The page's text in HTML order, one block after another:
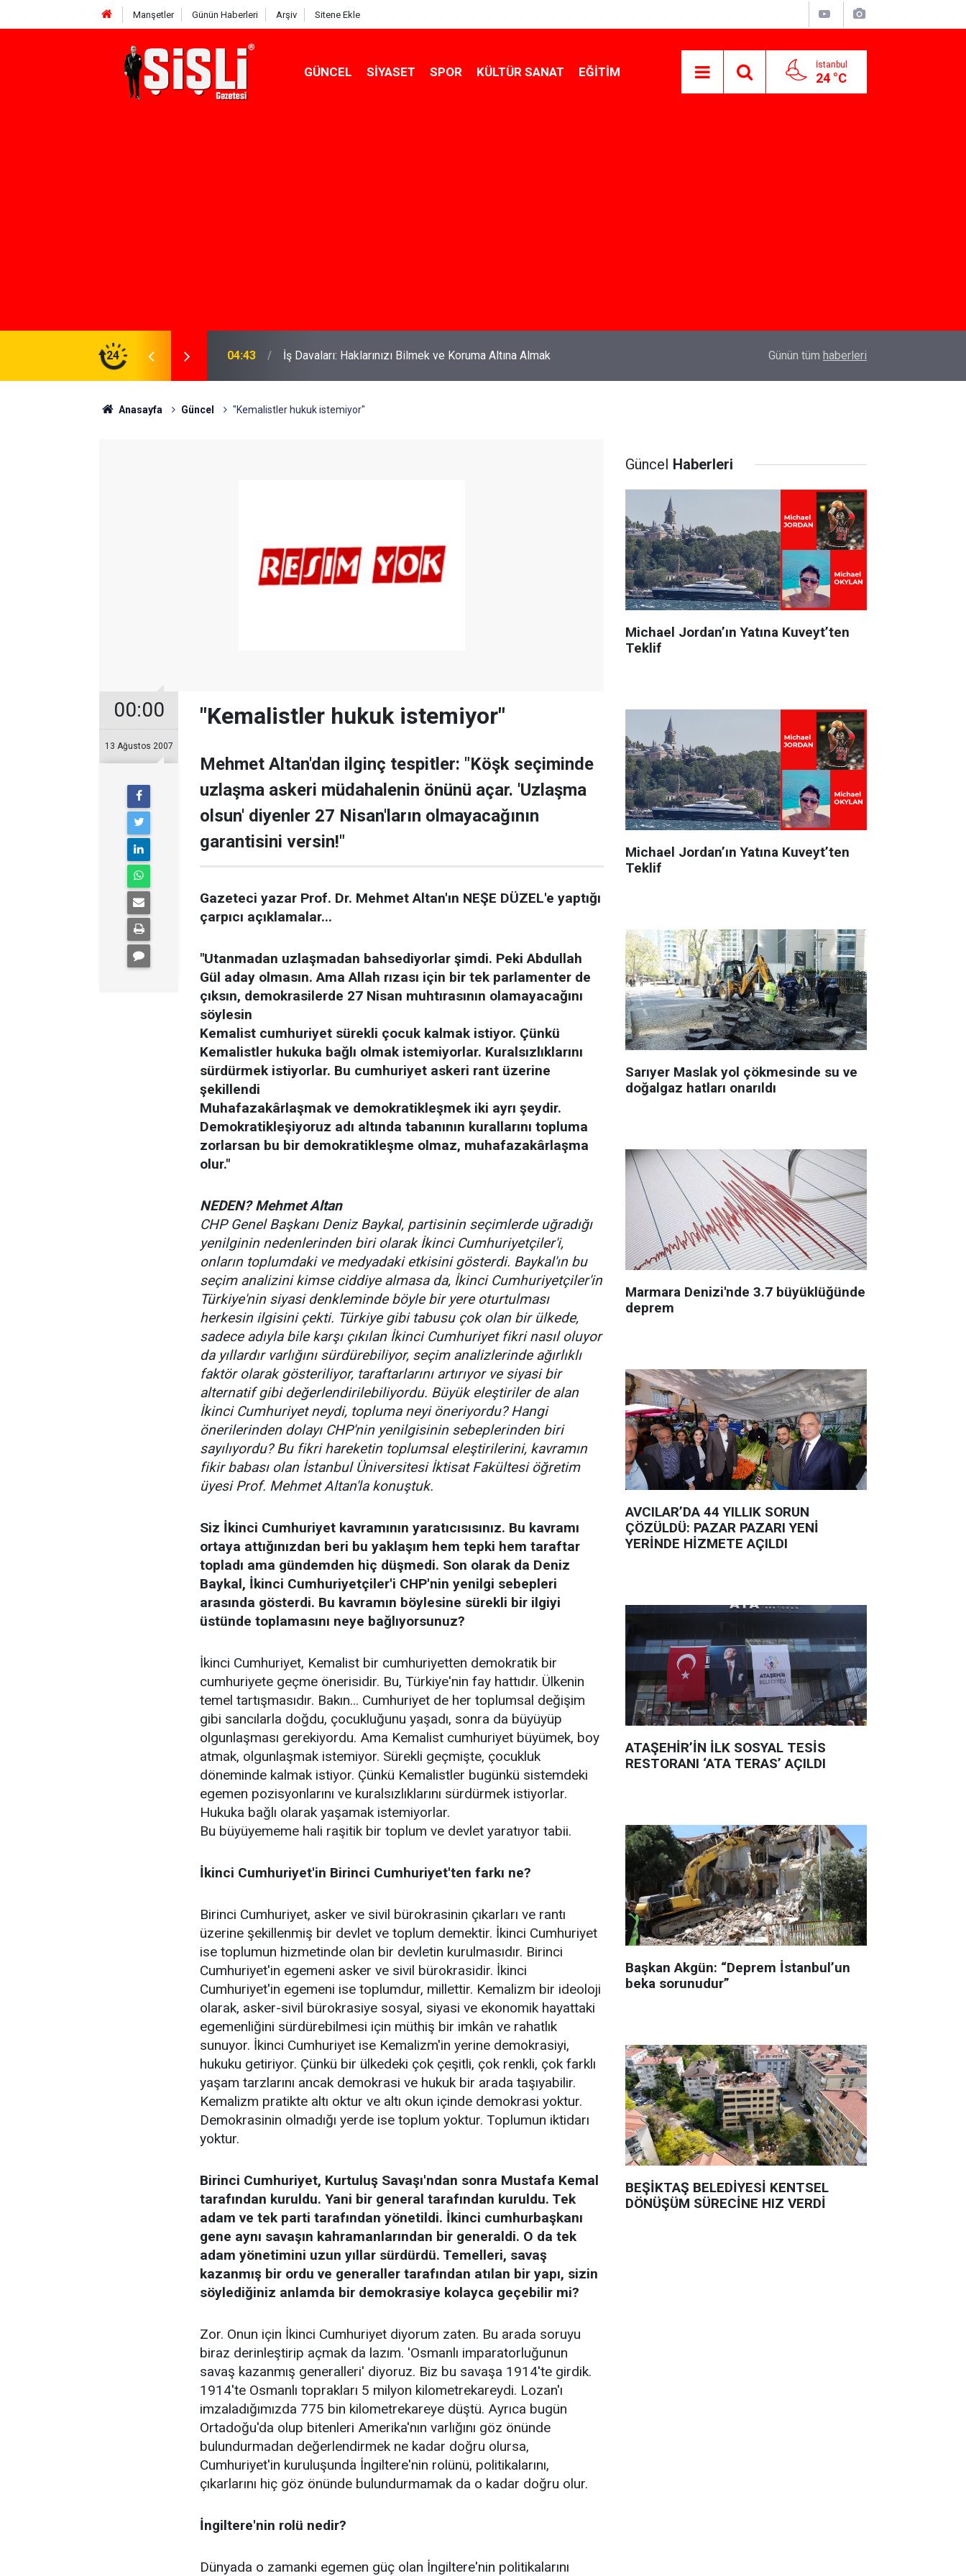
Manşetler Günün Haberleri Arşiv Sitene Ekle
GÜNCEL SIYASET SPOR KÜLTÜR SANAT EĞITIM İstanbul
24 °C
24
Koruma Altına Almak 22:37 Özlem Drahyalı Kimdir, Nereli ve Kaç Yaşındadır?
Bir Sohbet
Günün tüm haberleri
Anasayfa Güncel "Kemalistler hukuk istemiyor"
00:00
13 Ağustos 2007
"Kemalistler hukuk istemiyor"
Mehmet Altan'dan ilginç tespitler: "Köşk seçiminde
uzlaşma askeri müdahalenin önünü açar. 'Uzlaşma
olsun' diyenler 27 Nisan'ların olmayacağının
garantisini versin!"
Gazeteci yazar Prof. Dr. Mehmet Altan'ın NEŞE DÜZEL'e yaptığı
çarpıcı açıklamalar...
"Utanmadan uzlaşmadan bahsediyorlar şimdi. Peki Abdullah
Gül aday olmasın. Ama Allah rızası için bir tek parlamenter de
çıksın, demokrasilerde 27 Nisan muhtırasının olamayacağını
söylesin
Kemalist cumhuriyet sürekli çocuk kalmak istiyor. Çünkü
Kemalistler hukuka bağlı olmak istemiyorlar. Kuralsızlıklarını
sürdürmek istiyorlar. Bu cumhuriyet askeri rant üzerine
şekillendi
Muhafazakârlaşmak ve demokratikleşmek iki ayrı şeydir.
Demokratikleşiyoruz adı altında tabanının kurallarını topluma
zorlarsan bu bir demokratikleşme olmaz, muhafazakârlaşma
olur."
NEDEN? Mehmet Altan
CHP Genel Başkanı Deniz Baykal, partisinin seçimlerde uğradığı
yenilginin nedenlerinden biri olarak İkinci Cumhuriyetçiler'i,
onların toplumdaki ve medyadaki etkisini gösterdi. Baykal'ın bu
seçim analizini kimse ciddiye almasa da, İkinci Cumhuriyetçiler'in
Türkiye'nin siyasi denkleminde böyle bir yere oturtulması
herkesin ilgisini çekti. Türkiye gibi tabusu çok olan bir ülkede,
sadece adıyla bile karşı çıkılan İkinci Cumhuriyet fikri nasıl oluyor
da yıllardır varlığını sürdürebiliyor, seçim analizlerinde ağırlıklı
faktör olarak gösteriliyor, taraftarlarını artırıyor ve siyasi bir
alternatif gibi değerlendirilebiliyordu. Büyük eleştiriler de alan
İkinci Cumhuriyet neydi, topluma neyi öneriyordu? Hangi
önerilerinden dolayı CHP'nin yenilgisinin sebeplerinden biri
sayılıyordu? Bu fikri hareketin toplumsal eleştirilerini, kavramın
fikir babası olan İstanbul Üniversitesi İktisat Fakültesi öğretim
üyesi Prof. Mehmet Altan'la konuştuk.
Siz İkinci Cumhuriyet kavramının yaratıcısısınız. Bu kavramı
ortaya attığınızdan beri bu yaklaşım hem tepki hem taraftar
topladı ama gündemden hiç düşmedi. Son olarak da Deniz
Baykal, İkinci Cumhuriyetçiler'i CHP'nin yenilgi sebepleri
arasında gösterdi. Bu kavramın böylesine sürekli bir ilgiyi
üstünde toplamasını neye bağlıyorsunuz?
İkinci Cumhuriyet, Kemalist bir cumhuriyetten demokratik bir
cumhuriyete geçme önerisidir. Bu, Türkiye'nin fay hattıdır. Ülkenin
temel tartışmasıdır. Bakın... Cumhuriyet de her toplumsal değişim
gibi sancılarla doğdu, çocukluğunu yaşadı, sonra da büyüyüp
olgunlaşması gerekiyordu. Ama Kemalist cumhuriyet büyümek, boy
atmak, olgunlaşmak istemiyor. Sürekli geçmişte, çocukluk
döneminde kalmak istiyor. Çünkü Kemalistler bugünkü sistemdeki
egemen pozisyonlarını ve kuralsızlıklarını sürdürmek istiyorlar.
Hukuka bağlı olarak yaşamak istemiyorlar.
Bu büyüyememe hali raşitik bir toplum ve devlet yaratıyor tabii.
İkinci Cumhuriyet'in Birinci Cumhuriyet'ten farkı ne?
Birinci Cumhuriyet, asker ve sivil bürokrasinin çıkarları ve rantı
üzerine şekillenmiş bir devlet ve toplum demektir. İkinci Cumhuriyet
ise toplumun hizmetinde olan bir devletin kurulmasıdır. Birinci
Cumhuriyet'in egemeni asker ve sivil bürokrasidir. İkinci
Cumhuriyet'in egemeni ise toplumdur, millettir. Kemalizm bir ideoloji
olarak, asker-sivil bürokrasiye sosyal, siyasi ve ekonomik hayattaki
egemenliğini sürdürebilmesi için müthiş bir imkân ve rahatlık
sunuyor. İkinci Cumhuriyet ise Kemalizm'in yerine demokrasiyi,
hukuku getiriyor. Çünkü bir ülkedeki çok çeşitli, çok renkli, çok farklı
yaşam tarzlarını ancak demokrasi ve hukuk bir arada taşıyabilir.
Kemalizm pratikte altı oktur ve altı okun içinde demokrasi yoktur.
Demokrasinin olmadığı yerde ise toplum yoktur. Toplumun iktidarı
yoktur.
Birinci Cumhuriyet, Kurtuluş Savaşı'ndan sonra Mustafa Kemal
tarafından kuruldu. Yani bir general tarafından kuruldu. Tek
adam ve tek parti tarafından yönetildi. İkinci cumhurbaşkanı
gene aynı savaşın kahramanlarından bir generaldi. O da tek
adam yönetimini uzun yıllar sürdürdü. Temelleri, savaş
kazanmış bir ordu ve generaller tarafından atılan bir yapı, sizin
söylediğiniz anlamda bir demokrasiye kolayca geçebilir mi?
Zor. Onun için İkinci Cumhuriyet diyorum zaten. Bu arada soruyu
biraz derinleştirip açmak da lazım. 'Osmanlı imparatorluğunun
savaş kazanmış generalleri' diyoruz. Biz bu savaşa 1914'te girdik.
1914'te Osmanlı toprakları 5 milyon kilometrekareydi. Lozan'ı
imzaladığımızda 775 bin kilometrekareye düştü. Ayrıca bugün
Ortadoğu'da olup bitenleri Amerika'nın varlığını göz önünde
bulundurmadan değerlendirmek ne kadar doğru olursa,
Cumhuriyet'in kuruluşunda İngiltere'nin rolünü, politikalarını,
çıkarlarını hiç göz önünde bulundurmamak da o kadar doğru olur.
İngiltere'nin rolü nedir?
Dünyada o zamanki egemen güç olan İngiltere'nin politikalarını
Güncel Haberleri
Michael Jordan’ın Yatına Kuveyt’ten
Teklif
Michael Jordan’ın Yatına Kuveyt’ten
Teklif
Sarıyer Maslak yol çökmesinde su ve
doğalgaz hatları onarıldı
Marmara Denizi'nde 3.7 büyüklüğünde
deprem
AVCILAR’DA 44 YILLIK SORUN
ÇÖZÜLDÜ: PAZAR PAZARI YENİ
YERİNDE HİZMETE AÇILDI
ATAŞEHİR’İN İLK SOSYAL TESİS
RESTORANI ‘ATA TERAS’ AÇILDI
Başkan Akgün: “Deprem İstanbul’un
beka sorunudur”
BEŞİKTAŞ BELEDİYESİ KENTSEL
DÖNÜŞÜM SÜRECİNE HIZ VERDİ